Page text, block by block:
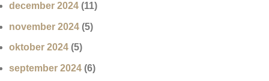
december 2024 (11)
november 2024 (5)
oktober 2024 (5)
september 2024 (6)